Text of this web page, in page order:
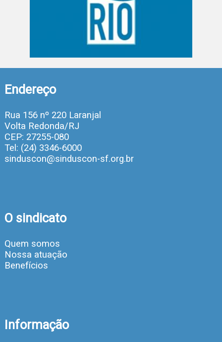
Endereço
Rua 156 nº 220 Laranjal
Volta Redonda/RJ
CEP: 27255-080
Tel: (24) 3346-6000
sinduscon@sinduscon-sf.org.br
O sindicato
Quem somos
Nossa atuação
Benefícios
Informação